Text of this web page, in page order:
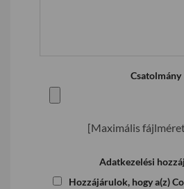
Csatolmány
[Maximális
Adatkezelési
Hozzájárulok, hogy a(z)